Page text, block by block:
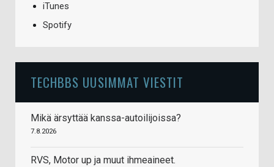
iTunes
Spotify
TECHBBS UUSIMMAT VIESTIT
Mikä ärsyttää kanssa-autoilijoissa?
7.8.2026
RVS, Motor up ja muut ihmeaineet.